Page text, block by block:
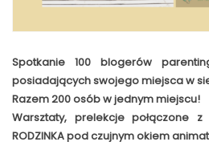
Spotkanie 100 blogerów
posiadających swojego miejsca w
Razem 200 osób w jednym miejscu!
Warsztaty, prelekcje połączone
RODZINKA pod czujnym okiem